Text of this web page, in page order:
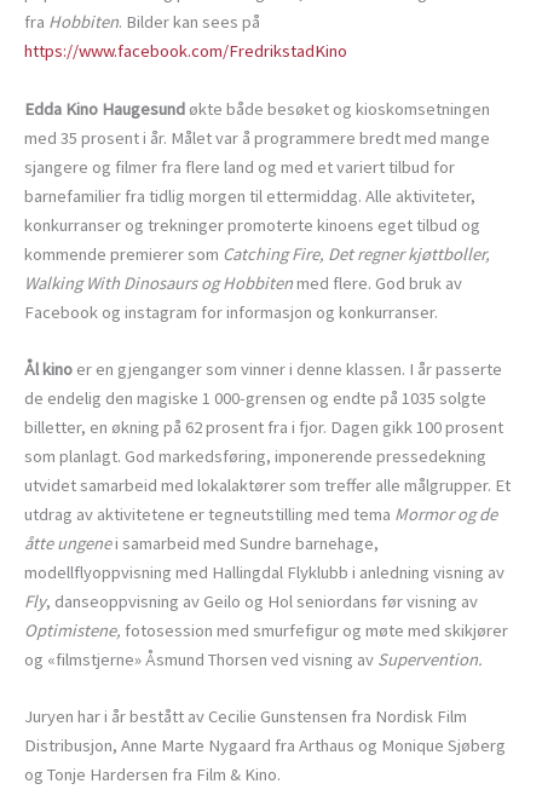
fra Hobbiten. Bilder kan sees på
https://www.facebook.com/FredrikstadKino
Edda Kino Haugesund økte både besøket og kioskomsetningen
med 35 prosent i år. Målet var å programmere bredt med mange
sjangere og filmer fra flere land og med et variert tilbud for
barnefamilier fra tidlig morgen til ettermiddag. Alle aktiviteter,
konkurranser og trekninger promoterte kinoens eget tilbud og
kommende premierer som Catching Fire, Det regner kjøttboller,
Walking With Dinosaurs og Hobbitenmed flere. God bruk av
Facebook og instagram for informasjon og konkurranser.
Ål kino er en gjenganger som vinner i denne klassen. I år passerte
de endelig den magiske 1 000-grensen og endte på 1035 solgte
billetter, en økning på 62 prosent fra i fjor. Dagen gikk 100 prosent
som planlagt. God markedsføring, imponerende pressedekning
utvidet samarbeid med lokalaktører som treffer alle målgrupper. Et
utdrag av aktivitetene er tegneutstilling med tema Mormor og de
åtte ungenei samarbeid med Sundre barnehage,
modellflyoppvisning med Hallingdal Flyklubb i anledning visning av
Fly, danseoppvisning av Geilo og Hol seniordans før visning av
Optimistene, fotosession med smurfefigur og møte med skikjører
og «filmstjerne» Åsmund Thorsen ved visning av Supervention.
Juryen har i år bestått av Cecilie Gunstensen fra Nordisk Film
Distribusjon, Anne Marte Nygaard fra Arthaus og Monique Sjøberg
og Tonje Hardersen fra Film & Kino.